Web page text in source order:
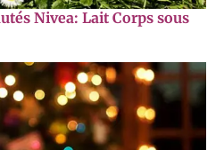
Nivea: Lait Corps sous